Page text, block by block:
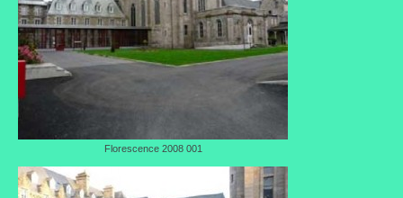
2016/17
Où trouver le local de JPL ?
Qui sommes-nous ?
Florescence 2008 001